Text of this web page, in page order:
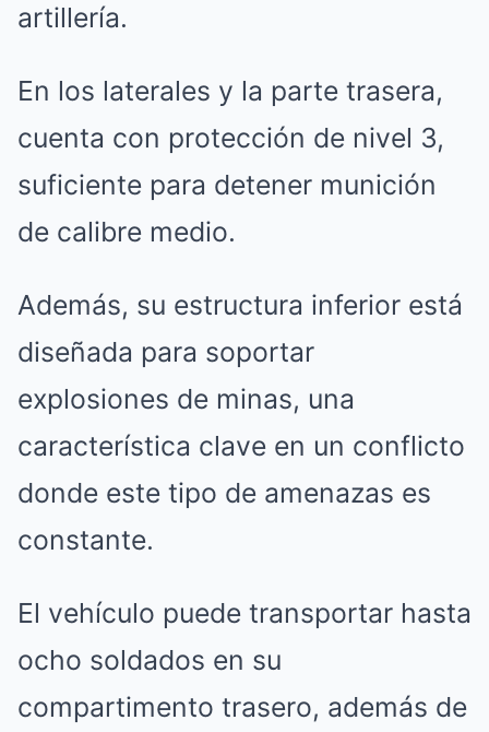
artillería.
En los laterales y la parte trasera,
cuenta con protección de nivel 3,
suficiente para detener munición
de calibre medio.
Además, su estructura inferior está
diseñada para soportar
explosiones de minas, una
característica clave en un conflicto
donde este tipo de amenazas es
constante.
El vehículo puede transportar hasta
ocho soldados en su
compartimento trasero, además de